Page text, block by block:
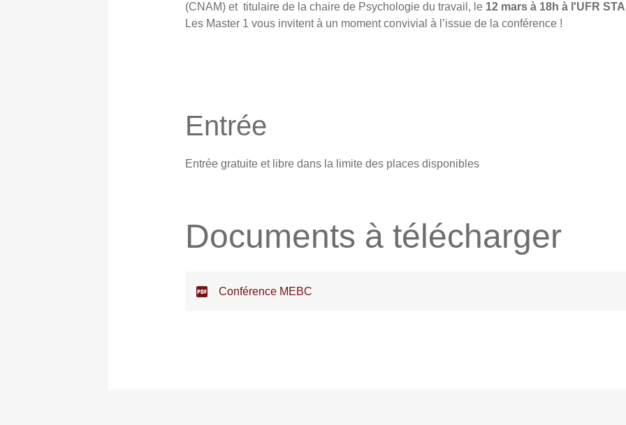
(CNAM) et titulaire de la chaire de Psychologie du travail, le 12 mars à 18h à l'UFR
Les Master 1 vous invitent à un moment convivial à l’issue de la conférence !
Entrée
Entrée gratuite et libre dans la limite des places disponibles
Documents à télécharger
Conférence MEBC